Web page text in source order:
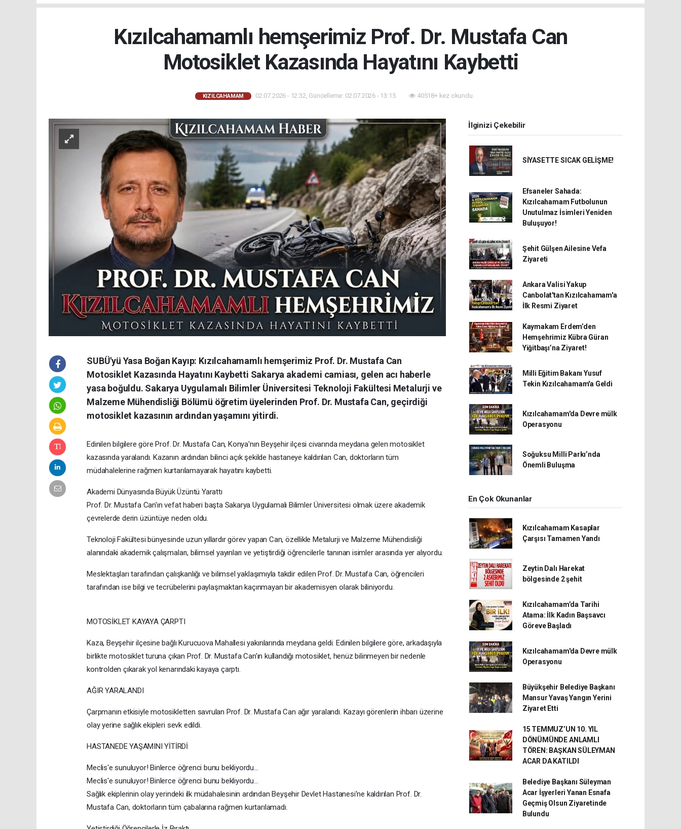
Kızılcahamamlı hemşerimiz Prof. Dr. Mustafa Can
Motosiklet Kazasında Hayatını Kaybetti
KIZILCAHAMAM 02.07.2026 - 12:32, Güncelleme: 02.07.2026 - 13:15 40518+ kez okundu.
SUBÜ'yü Yasa Boğan Kayıp: Kızılcahamamlı hemşerimiz Prof. Dr. Mustafa Can
Motosiklet Kazasında Hayatını Kaybetti Sakarya akademi camiası, gelen acı haberle
yasa boğuldu. Sakarya Uygulamalı Bilimler Üniversitesi Teknoloji Fakültesi Metalurji ve
Malzeme Mühendisliği Bölümü öğretim üyelerinden Prof. Dr. Mustafa Can, geçirdiği
motosiklet kazasının ardından yaşamını yitirdi.
Edinilen bilgilere göre Prof. Dr. Mustafa Can, Konya'nın Beyşehir ilçesi civarında meydana gelen motosiklet
kazasında yaralandı. Kazanın ardından bilinci açık şekilde hastaneye kaldırılan Can, doktorların tüm
müdahalelerine rağmen kurtarılamayarak hayatını kaybetti.
Akademi Dünyasında Büyük Üzüntü Yarattı
Prof. Dr. Mustafa Can'ın vefat haberi başta Sakarya Uygulamalı Bilimler Üniversitesi olmak üzere akademik
çevrelerde derin üzüntüye neden oldu.
Teknoloji Fakültesi bünyesinde uzun yıllardır görev yapan Can, özellikle Metalurji ve Malzeme Mühendisliği
alanındaki akademik çalışmaları, bilimsel yayınları ve yetiştirdiği öğrencilerle tanınan isimler arasında yer alıyordu.
Meslektaşları tarafından çalışkanlığı ve bilimsel yaklaşımıyla takdir edilen Prof. Dr. Mustafa Can, öğrencileri
tarafından ise bilgi ve tecrübelerini paylaşmaktan kaçınmayan bir akademisyen olarak biliniyordu.
MOTOSİKLET KAYAYA ÇARPTI
Kaza, Beyşehir ilçesine bağlı Kurucuova Mahallesi yakınlarında meydana geldi. Edinilen bilgilere göre, arkadaşıyla
birlikte motosiklet turuna çıkan Prof. Dr. Mustafa Can'ın kullandığı motosiklet, henüz bilinmeyen bir nedenle
kontrolden çıkarak yol kenarındaki kayaya çarptı.
AĞIR YARALANDI
Çarpmanın etkisiyle motosikletten savrulan Prof. Dr. Mustafa Can ağır yaralandı. Kazayı görenlerin ihbarı üzerine
olay yerine sağlık ekipleri sevk edildi.
HASTANEDE YAŞAMINI YİTİRDİ
Meclis'e sunuluyor! Binlerce öğrenci bunu bekliyordu...
Meclis'e sunuluyor! Binlerce öğrenci bunu bekliyordu...
Sağlık ekiplerinin olay yerindeki ilk müdahalesinin ardından Beyşehir Devlet Hastanesi'ne kaldırılan Prof. Dr.
Mustafa Can, doktorların tüm çabalarına rağmen kurtarılamadı.
İlginizi Çekebilir
SİYASETTE SICAK GELİŞME!
Efsaneler Sahada:
Kızılcahamam Futbolunun
Unutulmaz İsimleri Yeniden
Buluşuyor!
Şehit Gülşen Ailesine Vefa
Ziyareti
Ankara Valisi Yakup
Canbolat'tan Kızılcahamam'a
İlk Resmi Ziyaret
Kaymakam Erdem’den
Hemşehrimiz Kübra Güran
Yiğitbaşı’na Ziyaret!
Milli Eğitim Bakanı Yusuf
Tekin Kızılcahamam'a Geldi
Kızılcahamam'da Devre mülk
Operasyonu
Soğuksu Milli Parkı’nda
Önemli Buluşma
En Çok Okunanlar
Kızılcahamam Kasaplar
Çarşısı Tamamen Yandı
Zeytin Dalı Harekat
bölgesinde 2 şehit
Kızılcahamam’da Tarihi
Atama: İlk Kadın Başsavcı
Göreve Başladı
Kızılcahamam'da Devre mülk
Operasyonu
Büyükşehir Belediye Başkanı
Mansur Yavaş Yangın Yerini
Ziyaret Etti
15 TEMMUZ’UN 10. YIL
DÖNÜMÜNDE ANLAMLI
TÖREN: BAŞKAN SÜLEYMAN
ACAR DA KATILDI
Belediye Başkanı Süleyman
Acar İşyerleri Yanan Esnafa
Geçmiş Olsun Ziyaretinde
Bulundu